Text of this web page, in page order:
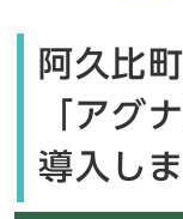
阿久比
「アグ
導入し